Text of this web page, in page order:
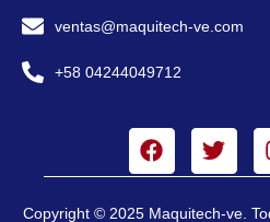
ventas@maquitech-ve.com
+58 04244049712
Copyright © 2025 Maquitech-ve.